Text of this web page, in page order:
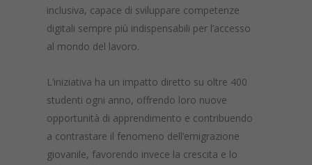
inclusiva, capace di sviluppare competenze
digitali sempre più indispensabili per l’accesso
al mondo del lavoro.
L’iniziativa ha un impatto diretto su oltre 400
studenti ogni anno, offrendo loro nuove
opportunità di apprendimento e contribuendo
a contrastare il fenomeno dell’emigrazione
giovanile, favorendo invece la crescita e lo